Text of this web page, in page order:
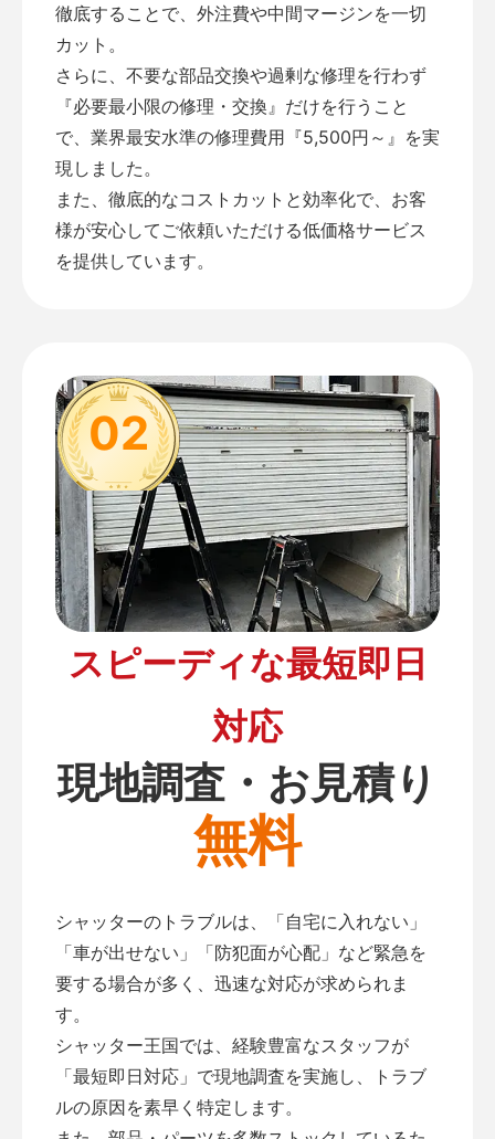
徹底することで、外注費や中間マージンを一切
カット。
さらに、不要な部品交換や過剰な修理を行わず
『必要最小限の修理・交換』だけを行うこと
で、業界最安水準の修理費用『5,500円～』を実
現しました。
また、徹底的なコストカットと効率化で、お客
様が安心してご依頼いただける低価格サービス
を提供しています。
02
スピーディな最短即日
対応
現地調査・お見積り
無料
シャッターのトラブルは、「自宅に入れない」
「車が出せない」「防犯面が心配」など緊急を
要する場合が多く、迅速な対応が求められま
す。
シャッター王国では、経験豊富なスタッフが
「最短即日対応」で現地調査を実施し、トラブ
ルの原因を素早く特定します。